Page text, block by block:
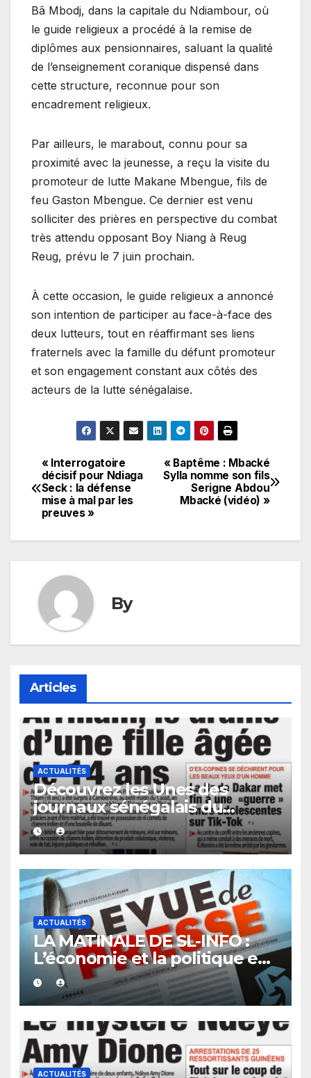
Bâ Mbodj, dans la capitale du Ndiambour, où
le guide religieux a procédé à la remise de
diplômes aux pensionnaires, saluant la qualité
de l’enseignement coranique dispensé dans
cette structure, reconnue pour son
encadrement religieux.
Par ailleurs, le marabout, connu pour sa
proximité avec la jeunesse, a reçu la visite du
promoteur de lutte Makane Mbengue, fils de
feu Gaston Mbengue. Ce dernier est venu
solliciter des prières en perspective du combat
très attendu opposant Boy Niang à Reug
Reug, prévu le 7 juin prochain.
À cette occasion, le guide religieux a annoncé
son intention de participer au face-à-face des
deux lutteurs, tout en réaffirmant ses liens
fraternels avec la famille du défunt promoteur
et son engagement constant aux côtés des
acteurs de la lutte sénégalaise.
Navigation
de
l’article
« Baptême : Mbacké
Sylla nomme son fils
Serigne Abdou
Mbacké (vidéo) »
« Interrogatoire
décisif pour Ndiaga
Seck : la défense
mise à mal par les
preuves »
By
Articles
ACTUALITÉS
Découvrez les Unes des
journaux sénégalais du
vendredi 07 août 2026
ACTUALITÉS
LA MATINALE DE SL-INFO :
L’économie et la politique en
vedette
ACTUALITÉS